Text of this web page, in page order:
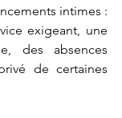
intimes :
exigeant, une
des absences
de certaines